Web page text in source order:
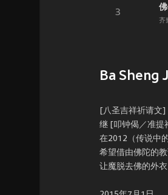
3
齐
Ba Sheng
[八圣吉祥祈请文
继 [叩钟偈／准提
在2012（传说中
希望借由佛陀的
让魔脱去佛的外